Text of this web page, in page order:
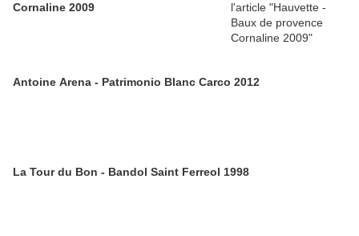
Cornaline 2009
Antoine Arena - Patrimonio Blanc Carco 2012
La Tour du Bon - Bandol Saint Ferreol 1998